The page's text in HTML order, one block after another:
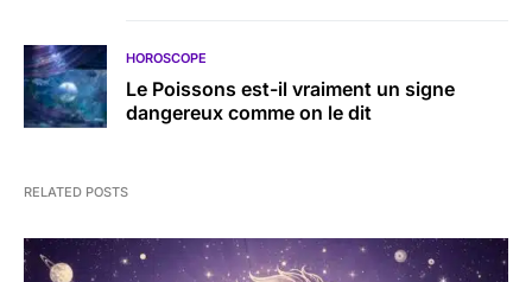
HOROSCOPE
Le Poissons est-il vraiment un signe
dangereux comme on le dit
RELATED POSTS